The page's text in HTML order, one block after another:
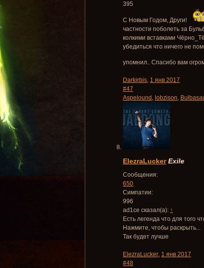
395
С Новым Годом, Други!
частности поболеть за
колкими вставками
убедиться что ничего не
упомнил.. Спасибо вам
Darkirbis, 1 янв 2017
#47
Aspelound , lobzison,
ElezraLucker Exile
Сообщения:
650
Симпатии:
996
ad1ce сказал(а): ↑
Есть легенда что для того
Нажмите, чтобы раскрыть...
Так будет лучше
ElezraLucker, 1 янв 2017
#48